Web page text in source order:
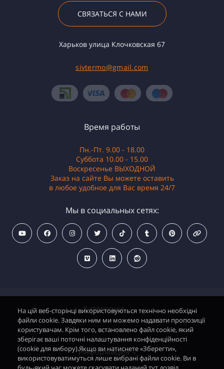
СВЯЗАТЬСЯ С НАМИ
Харьков улица Клочковская 67
sivtermo@gmail.com
Категории
Водонагреватели электрические
Дымоходные газовые колонки
Информация
Время работы
Пн.-Пт. 9.00 - 18.00
Суббота 10.00 - 15.00
Воскресенье ВЫХОДНОЙ
Заказ на сайте Вы можете оставить
в любое удобное для Вас время 24/7
Мы в социальных сетях:
На цій веб-сторінці використовуються технічно необхідні
файли cookie. Завдяки ним ми можемо надавати пропозиції
користувачам. Крім того, встановлено файл cookie, який
зберігає ваші поточні налаштування конфіденційності
(cookie для вибору).Якщо ви натиснете «Зберегти»,
використовуватимуться лише вибрані файли cookie. Ви в